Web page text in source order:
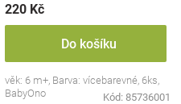
220 Kč
Do košíku
věk: 6 m+, Barva: vícebarevné, 6ks,
BabyOno
Kód: 85736001